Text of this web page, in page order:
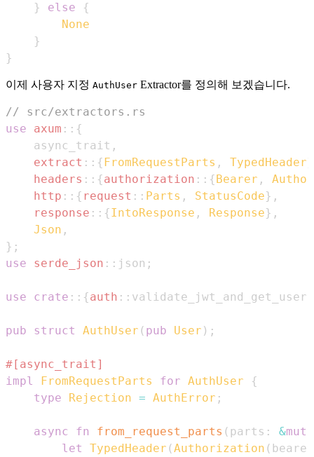
} else
{
None
}
}
이제 사용자 지정 AuthUser Extractor를 정의해 보겠습니다.
// src/extractors.rs
use
axum :: {
    async_trait
,
extract :: {FromRequestParts , TypedHeader
headers :: {authorization :: {Bearer ,
http :: { request :: Parts , StatusCode} ,
response :: {IntoResponse , Response} ,
Json ,
} ;
use
serde_json :: json ;
use crate :: {auth :: validate_jwt_and_get_user
pub struct AuthUser ( pub User ) ;
#[async_trait]
impl
FromRequestParts for AuthUser
{
type
Rejection = AuthError ;
async fn from_request_parts ( parts : &mut
let
TypedHeader (Authorization ( bearer